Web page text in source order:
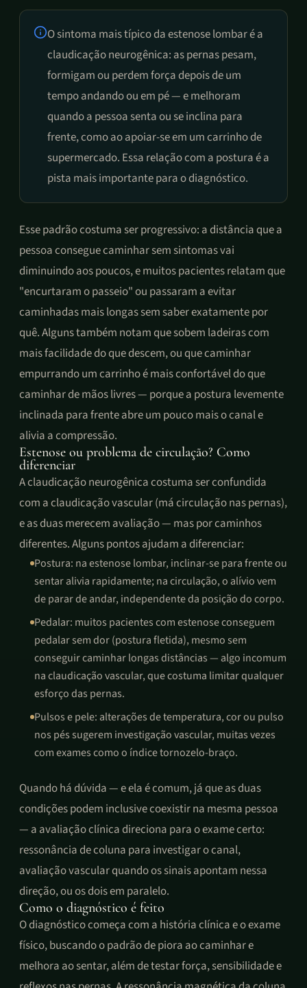
O sintoma mais típico da estenose lombar é a
claudicação neurogênica: as pernas pesam,
formigam ou perdem força depois de um
tempo andando ou em pé — e melhoram
quando a pessoa senta ou se inclina para
frente, como ao apoiar-se em um carrinho de
supermercado. Essa relação com a postura é a
pista mais importante para o diagnóstico.
Esse padrão costuma ser progressivo: a distância que a
pessoa consegue caminhar sem sintomas vai
diminuindo aos poucos, e muitos pacientes relatam que
"encurtaram o passeio" ou passaram a evitar
caminhadas mais longas sem saber exatamente por
quê. Alguns também notam que sobem ladeiras com
mais facilidade do que descem, ou que caminhar
empurrando um carrinho é mais confortável do que
caminhar de mãos livres — porque a postura levemente
inclinada para frente abre um pouco mais o canal e
alivia a compressão.
Estenose ou problema de circulação? Como
diferenciar
A claudicação neurogênica costuma ser confundida
com a claudicação vascular (má circulação nas pernas),
e as duas merecem avaliação — mas por caminhos
diferentes. Alguns pontos ajudam a diferenciar:
Postura: na estenose lombar, inclinar-se para frente ou
sentar alivia rapidamente; na circulação, o alívio vem
de parar de andar, independente da posição do corpo.
Pedalar: muitos pacientes com estenose conseguem
pedalar sem dor (postura fletida), mesmo sem
conseguir caminhar longas distâncias — algo incomum
na claudicação vascular, que costuma limitar qualquer
esforço das pernas.
Pulsos e pele: alterações de temperatura, cor ou pulso
nos pés sugerem investigação vascular, muitas vezes
com exames como o índice tornozelo-braço.
Quando há dúvida — e ela é comum, já que as duas
condições podem inclusive coexistir na mesma pessoa
— a avaliação clínica direciona para o exame certo:
ressonância de coluna para investigar o canal,
avaliação vascular quando os sinais apontam nessa
direção, ou os dois em paralelo.
Como o diagnóstico é feito
O diagnóstico começa com a história clínica e o exame
físico, buscando o padrão de piora ao caminhar e
melhora ao sentar, além de testar força, sensibilidade e